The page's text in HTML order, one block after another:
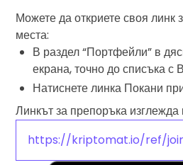
Можете да откриете своя линк
места:
В раздел “Портфейли” в
екрана, точно до списъка с
Натиснете линка Покани
Линкът за препоръка изглежда
https://kriptomat.io/ref/